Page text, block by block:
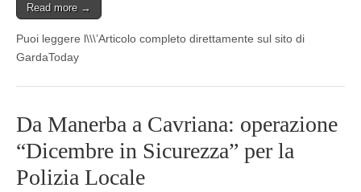
Read more →
Puoi leggere l\\\’Articolo completo direttamente sul sito di
GardaToday
Da Manerba a Cavriana: operazione
“Dicembre in Sicurezza” per la
Polizia Locale